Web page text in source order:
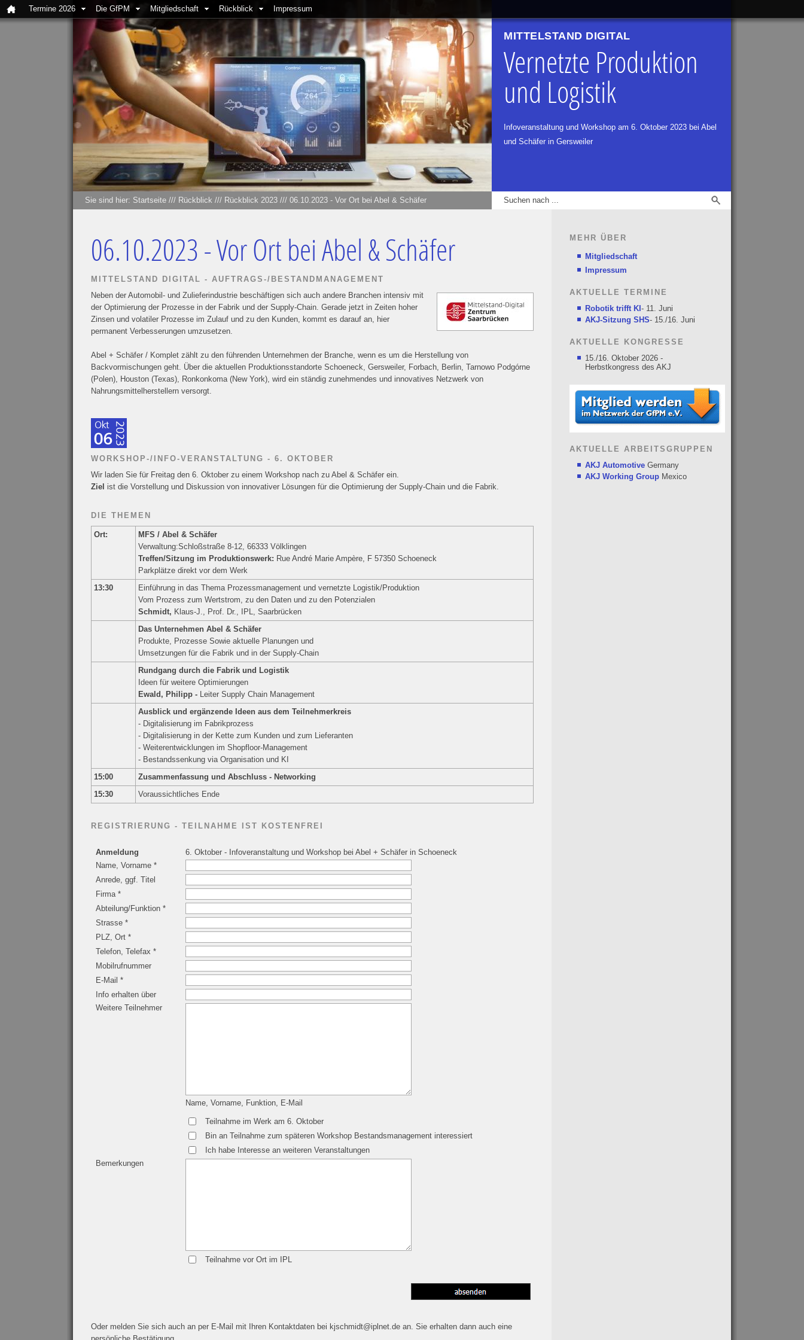
Termine 2026 Die GfPM Mitgliedschaft Rückblick Impressum
MITTELSTAND DIGITAL
Vernetzte Produktion
und Logistik
Infoveranstaltung und Workshop am 6. Oktober 2023 bei Abel
und Schäfer in Gersweiler
Sie sind hier: Startseite /// Rückblick /// Rückblick 2023 /// 06.10.2023 - Vor Ort bei Abel & Schäfer
06.10.2023 - Vor Ort bei Abel & Schäfer
MITTELSTAND DIGITAL - AUFTRAGS-/BESTANDMANAGEMENT
Neben der Automobil- und Zulieferindustrie beschäftigen sich auch andere Branchen intensiv mit
der Optimierung der Prozesse in der Fabrik und der Supply-Chain. Gerade jetzt in Zeiten hoher
Zinsen und volatiler Prozesse im Zulauf und zu den Kunden, kommt es darauf an, hier
permanent Verbesserungen umzusetzen.
Abel + Schäfer / Komplet zählt zu den führenden Unternehmen der Branche, wenn es um die Herstellung von
Backvormischungen geht. Über die aktuellen Produktionsstandorte Schoeneck, Gersweiler, Forbach, Berlin, Tarnowo Podgórne
(Polen), Houston (Texas), Ronkonkoma (New York), wird ein ständig zunehmendes und innovatives Netzwerk von
Nahrungsmittelherstellern versorgt.
WORKSHOP-/INFO-VERANSTALTUNG - 6. OKTOBER
Wir laden Sie für Freitag den 6. Oktober zu einem Workshop nach zu Abel & Schäfer ein.
Ziel ist die Vorstellung und Diskussion von innovativer Lösungen für die Optimierung der Supply-Chain und die Fabrik.
DIE THEMEN
Ort:
MFS / Abel & Schäfer
Verwaltung:Schloßstraße 8-12, 66333 Völklingen
Treffen/Sitzung im Produktionswerk: Rue André Marie Ampère, F 57350 Schoeneck
Parkplätze direkt vor dem Werk
13:30
Einführung in das Thema Prozessmanagement und vernetzte Logistik/Produktion
Vom Prozess zum Wertstrom, zu den Daten und zu den Potenzialen
Schmidt, Klaus-J., Prof. Dr., IPL, Saarbrücken
Das Unternehmen Abel & Schäfer
Produkte, Prozesse Sowie aktuelle Planungen und
Umsetzungen für die Fabrik und in der Supply-Chain
Rundgang durch die Fabrik und Logistik
Ideen für weitere Optimierungen
Ewald, Philipp - Leiter Supply Chain Management
Ausblick und ergänzende Ideen aus dem Teilnehmerkreis
- Digitalisierung im Fabrikprozess
- Digitalisierung in der Kette zum Kunden und zum Lieferanten
- Weiterentwicklungen im Shopfloor-Management
- Bestandssenkung via Organisation und KI
15:00
Zusammenfassung und Abschluss - Networking
15:30
Voraussichtliches Ende
REGISTRIERUNG - TEILNAHME IST KOSTENFREI
Anmeldung
6. Oktober - Infoveranstaltung und Workshop bei Abel + Schäfer in Schoeneck
Name, Vorname *
Anrede, ggf. Titel
Firma *
Abteilung/Funktion *
Strasse *
PLZ, Ort *
Telefon, Telefax *
Mobilrufnummer
E-Mail *
Info erhalten über
Weitere Teilnehmer
Name, Vorname, Funktion, E-Mail
Teilnahme im Werk am 6. Oktober
Bin an Teilnahme zum späteren Workshop Bestandsmanagement interessiert
Ich habe Interesse an weiteren Veranstaltungen
Bemerkungen
Teilnahme vor Ort im IPL
Oder melden Sie sich auch an per E-Mail mit Ihren Kontaktdaten bei kjschmidt@iplnet.de an. Sie erhalten dann auch eine
MEHR ÜBER
Mitgliedschaft
Impressum
AKTUELLE TERMINE
Robotik trifft KI - 11. Juni
AKJ-Sitzung SHS- 15./16. Juni
AKTUELLE KONGRESSE
15./16. Oktober 2026 -
Herbstkongress des AKJ
AKTUELLE ARBEITSGRUPPEN
AKJ Automotive Germany
AKJ Working Group Mexico